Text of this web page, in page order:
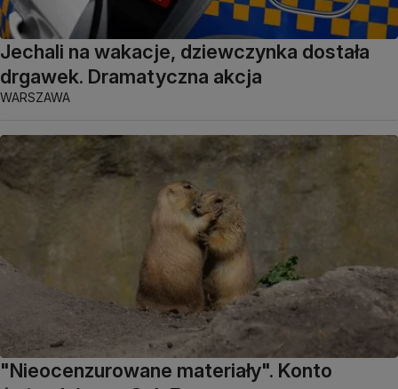
Jechali na wakacje, dziewczynka dostała
drgawek. Dramatyczna akcja
WARSZAWA
"Nieocenzurowane materiały". Konto